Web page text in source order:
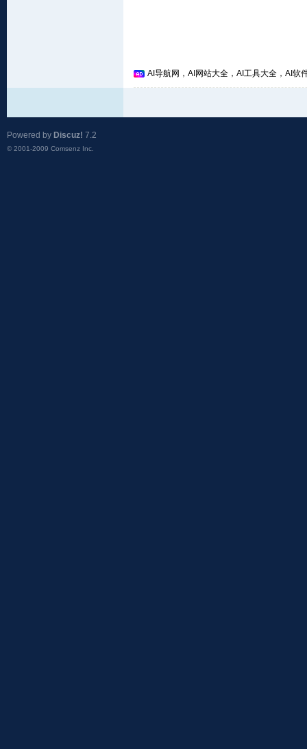
AI导航网，AI网站大全，AI工具大全，AI软
Powered by Discuz! 7.2
© 2001-2009 Comsenz Inc.